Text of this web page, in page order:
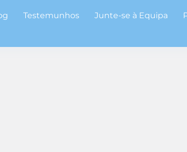
Testemunhos Junte-se à Equipa